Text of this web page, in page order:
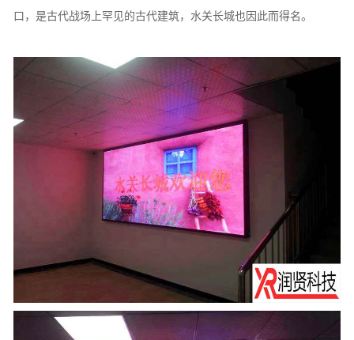
口，是古代战场上罕见的古代建筑，水关长城也因此而得名。